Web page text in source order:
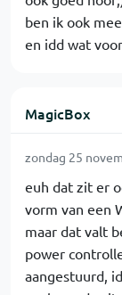
ben ik ook
en idd wat
MagicBox
zondag 25
euh dat zit er
vorm van een
maar dat valt
power
aangestuurd,